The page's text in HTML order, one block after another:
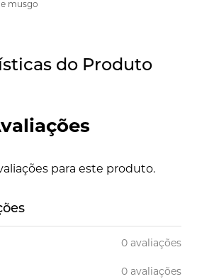
musgo
do Produto
para este produto.
0 avaliações
0 avaliações